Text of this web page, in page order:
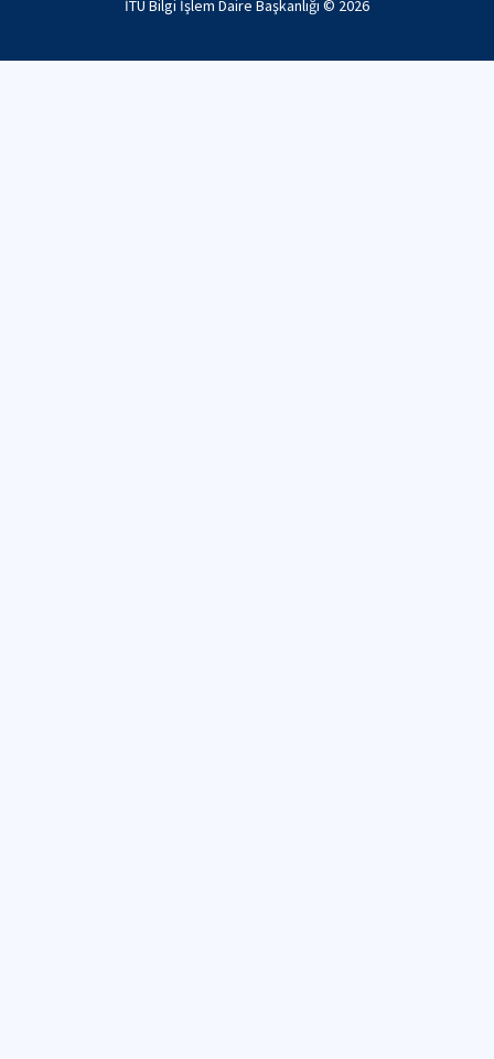
İTÜ Bilgi İşlem Daire Başkanlığı © 2026